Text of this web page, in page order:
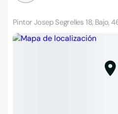
Pintor Josep Segrelles 18, Bajo,